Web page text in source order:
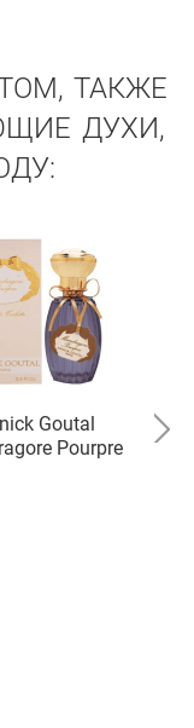
ТАКЖЕ
ДУХИ,
Goutal
Pourpre